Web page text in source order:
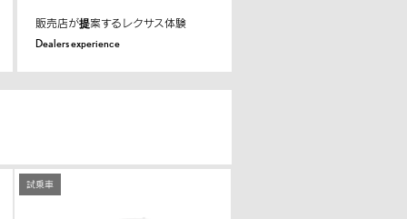
販売店が提案するレクサス体験
Dealers experience
試乗車